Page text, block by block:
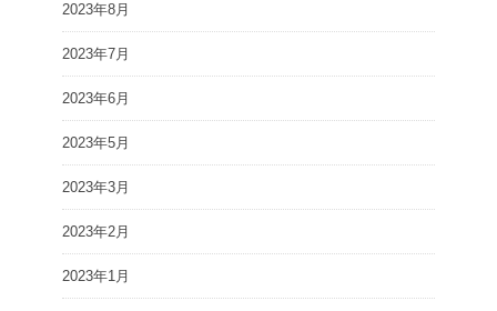
2023年8月
2023年7月
2023年6月
2023年5月
2023年3月
2023年2月
2023年1月